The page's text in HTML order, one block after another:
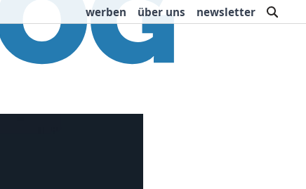
werben über uns newsletter
Buchtipps